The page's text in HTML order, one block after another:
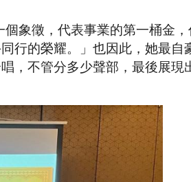
象徵，代表事業的第一桶金，
行的榮耀。」也因此，她最自
，不管分多少聲部，最後展現